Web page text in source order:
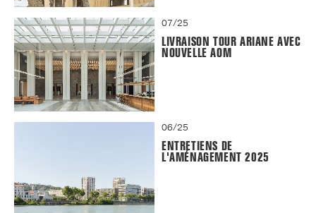
07/25
LIVRAISON TOUR ARIANE AVEC
NOUVELLE AOM
06/25
ENTRETIENS DE
L'AMÉNAGEMENT 2025